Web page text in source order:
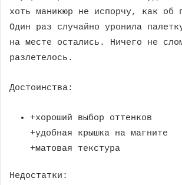
хоть маникюр не испорчу, как об
Один раз случайно уронила
на месте остались. Ничего не
разлетелось.
Достоинства:
+хороший выбор оттенков
+удобная крышка на магните
+матовая текстура
Недостатки: